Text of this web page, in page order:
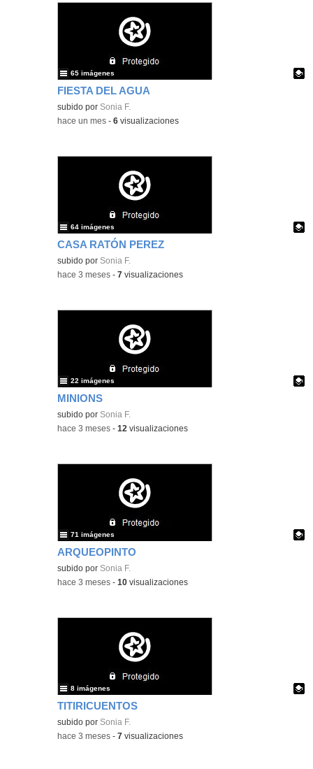
FIESTA DEL AGUA
Contenido educativo.
subido por Sonia F.
65 imágenes
-hace un mes -6 visualizaciones
CASA RATÓN PEREZ
Contenido educativo.
subido por Sonia F.
64 imágenes
-hace 3 meses -7 visualizaciones
MINIONS
Contenido educativo.
subido por Sonia F.
22 imágenes
-hace 3 meses -12 visualizaciones
ARQUEOPINTO
Contenido educativo.
subido por Sonia F.
71 imágenes
-hace 3 meses -10 visualizaciones
TITIRICUENTOS
Contenido educativo.
subido por Sonia F.
8 imágenes
-hace 3 meses -7 visualizaciones